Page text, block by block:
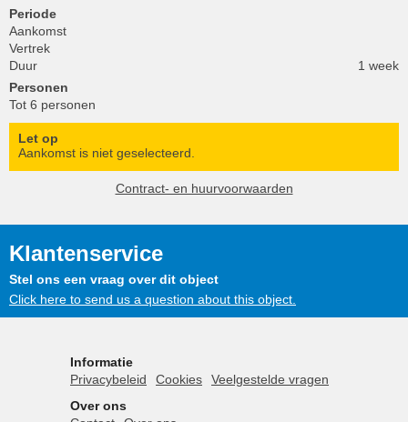
Periode
Aankomst
Vertrek
Duur
1 week
Personen
Tot 6 personen
Let op
Aankomst is niet geselecteerd.
Contract- en huurvoorwaarden
Klantenservice
Stel ons een vraag over dit object
Click here to send us a question about this object.
Informatie
Privacybeleid
Cookies
Veelgestelde vragen
Over ons